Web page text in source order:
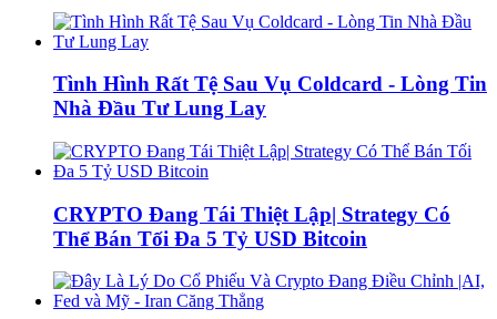
Tình Hình Rất Tệ Sau Vụ Coldcard - Lòng Tin
Nhà Đầu Tư Lung Lay
CRYPTO Đang Tái Thiệt Lập| Strategy Có
Thể Bán Tối Đa 5 Tỷ USD Bitcoin